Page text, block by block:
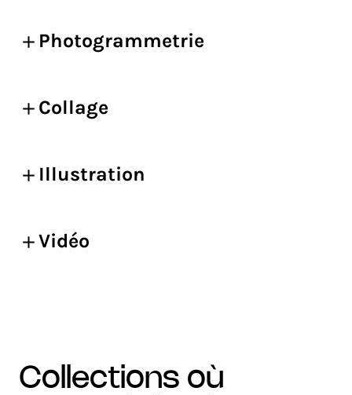
Photogrammetrie
Collage
Illustration
Vidéo
collections où